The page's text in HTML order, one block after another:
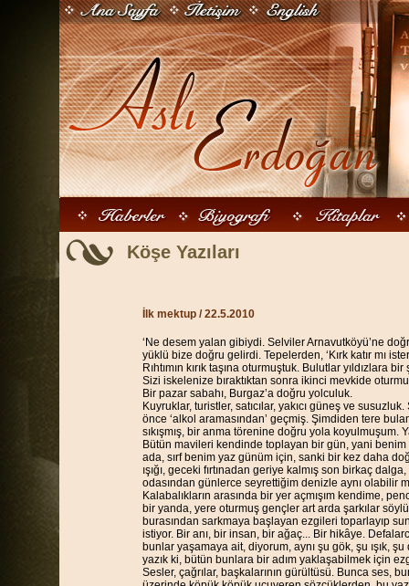
Köşe Yazıları
İlk mektup / 22.5.2010
‘Ne desem yalan gibiydi. Selviler Arnavutköyü’ne
yüklü bize doğru gelirdi. Tepelerden, ‘Kırk katır mı
Rıhtımın kırık taşına oturmuştuk. Bulutlar
Sizi iskelenize bıraktıktan sonra ikinci mevkide
Bir pazar sabahı, Burgaz’a doğru yolculuk.
Kuyruklar, turistler, satıcılar, yakıcı güneş ve
önce ‘alkol aramasından’ geçmiş. Şimdiden tere
sıkışmış, bir anma törenine doğru yola koyulmuşum.
Bütün mavileri kendinde toplayan bir gün, yani
ada, sırf benim yaz günüm için, sanki bir kez daha
ışığı, geceki fırtınadan geriye kalmış son birkaç
odasından günlerce seyrettiğim denizle aynı olabilir
Kalabalıkların arasında bir yer açmışım kendime,
bir yanda, yere oturmuş gençler art arda şarkılar
burasından sarkmaya başlayan ezgileri toparlayıp
istiyor. Bir anı, bir insan, bir ağaç... Bir hikâye.
bunlar yaşamaya ait, diyorum, aynı şu gök, şu ışık, şu
yazık ki, bütün bunlara bir adım yaklaşabilmek için
Sesler, çağrılar, başkalarının gürültüsü. Bunca ses,